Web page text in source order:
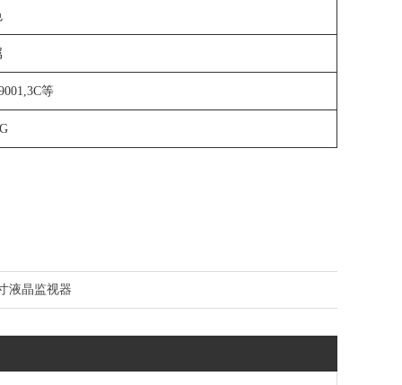
等
液晶监视器